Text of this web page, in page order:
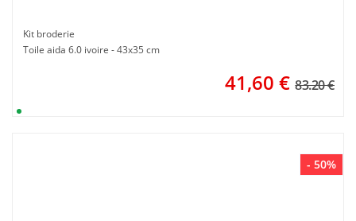
Kit broderie
Toile aida 6.0 ivoire - 43x35 cm
41,60 € 83.20 €
- 50%